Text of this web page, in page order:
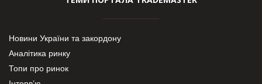
Новини України та закордону
Аналітика ринку
Топи про ринок